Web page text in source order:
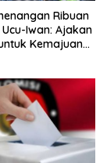
Ribuan
Iwan: Ajakan
Kemajuan